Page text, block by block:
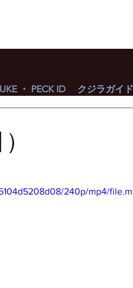
240p/mp4/
・ PECK ID クジラガイ